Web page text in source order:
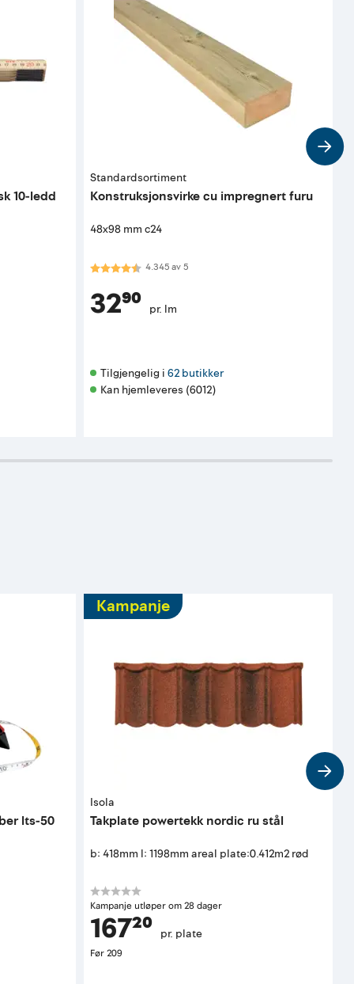
10-ledd
Standardsortiment
Konstruksjonsvirke cu impregnert furu
48x98 mm c24
Karakter:4.3 av 5 mulige
4.345av5
32⁹⁰ pr. lm
Tilgjengelig i 62 butikker
Kan hjemleveres (6012)
lts-50
Kampanje
Isola
Takplate powertekk nordic ru stål
b: 418mm l: 1198mm areal plate:0.412m2 rød
Kampanje utløper om 28 dager
167²⁰ pr. plate
Før209